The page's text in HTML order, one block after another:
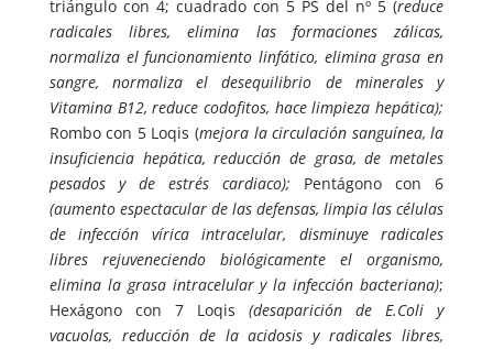
triángulo con 4; cuadrado con 5 PS del nº 5 (reduce
radicales libres, elimina las formaciones zálicas,
normaliza el funcionamiento linfático, elimina grasa en
sangre, normaliza el desequilibrio de minerales y
Vitamina B12, reduce codofitos, hace limpieza hepática);
Rombo con 5 Loqis (mejora la circulación sanguínea, la
insuficiencia hepática, reducción de grasa, de metales
pesados y de estrés cardiaco); Pentágono con 6
(aumento espectacular de las defensas, limpia las células
de infección vírica intracelular, disminuye radicales
libres rejuveneciendo biológicamente el organismo,
elimina la grasa intracelular y la infección bacteriana);
Hexágono con 7 Loqis(desaparición de E.Coli y
vacuolas, reducción de la acidosis y radicales libres,